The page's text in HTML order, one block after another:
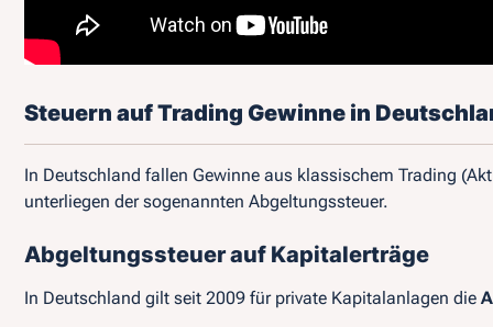
Steuern auf Trading Gewinne in
In Deutschland fallen Gewinne aus klassischem Trading
unterliegen der sogenannten Abgeltungssteuer.
Abgeltungssteuer auf Kapitalerträge
In Deutschland gilt seit 2009 für private Kapitalanlagen die